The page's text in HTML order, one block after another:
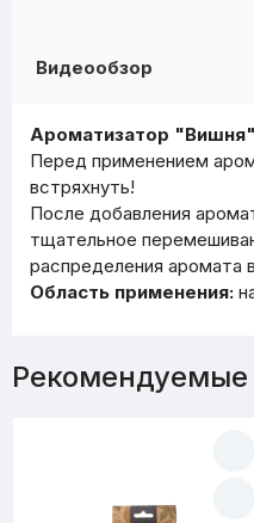
Видеообзор
Ароматизатор "Вишня"
Перед применением
встряхнуть!
После добавления
тщательное
распределения аромата
Область применения:
Рекомендуемые